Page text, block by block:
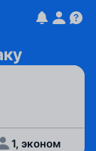
1, эконом